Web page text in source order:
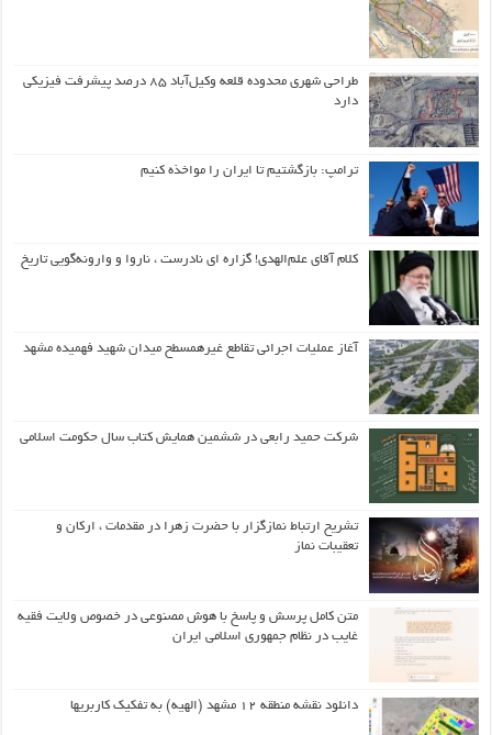
طراحی شهری محدوده قلعه وکیل‌آباد ۸۵ درصد پیشرفت فیزیکی
دارد
ترامپ: بازگشتیم تا ایران را مواخذه کنیم
کلام آقای علم‌الهدی! گزاره ای نادرست ، ناروا و وارونه‌گویی تاریخ
آغاز عملیات اجرائی تقاطع غیرهمسطح میدان شهید فهمیده مشهد
شرکت حمید رابعی در ششمین همایش کتاب سال حکومت اسلامی
تشریح ارتباط نمازگزار با حضرت زهرا در مقدمات ، ارکان و
تعقیبات نماز
متن کامل پرسش و پاسخ با هوش مصنوعی در خصوص ولایت فقیه
غایب در نظام جمهوری اسلامی ایران
دانلود نقشه منطقه ۱۲ مشهد (الهیه) به تفکیک کاربریها